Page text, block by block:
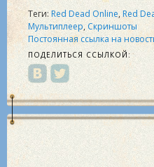
Теги: Red Dead Online,Red
Мультиплеер,Скриншоты
Постоянная ссылка на
ПОДЕЛИТЬСЯ ССЫЛКОЙ: